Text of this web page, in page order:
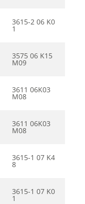
3615-2 06 K0
1
3575 06 K15
M09
3611 06K03
M08
3611 06K03
M08
3615-1 07 K4
8
3615-1 07 K0
1